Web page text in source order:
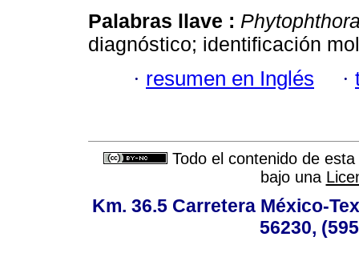
Palabras llave :
diagnóstico; identificación
· resumen en Inglés ·
Todo el contenido de
bajo una
Km. 36.5 Carretera México-
56230,